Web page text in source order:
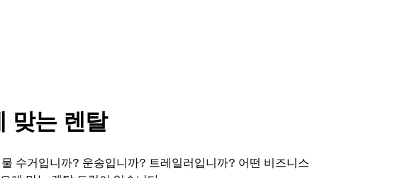
맞는 렌탈
수거입니까? 운송입니까? 트레일러입니까? 어떤 비즈니스